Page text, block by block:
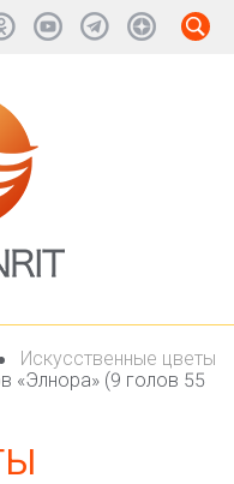
Искусственные цветы
«Элнора» (9 голов 55